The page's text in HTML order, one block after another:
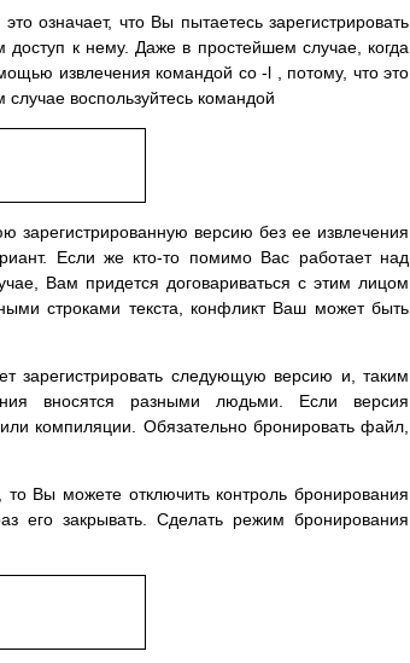
означает, что Вы пытаетесь зарегистрировать
к нему. Даже в простейшем случае, когда
извлечения командой co -l , потому, что это
воспользуйтесь командой
зарегистрированную версию без ее извлечения
Если же кто-то помимо Вас работает над
Вам придется договариваться с этим лицом
строками текста, конфликт Ваш может быть
зарегистрировать следующую версию и, таким
вносятся разными людьми. Если версия
компиляции. Обязательно бронировать файл,
Вы можете отключить контроль бронирования
его закрывать. Сделать режим бронирования